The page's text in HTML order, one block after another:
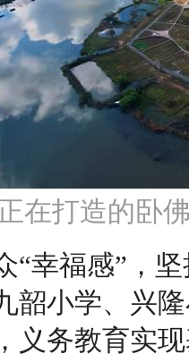
正在打造的卧
福感”，坚
韶小学、兴
义务教育实